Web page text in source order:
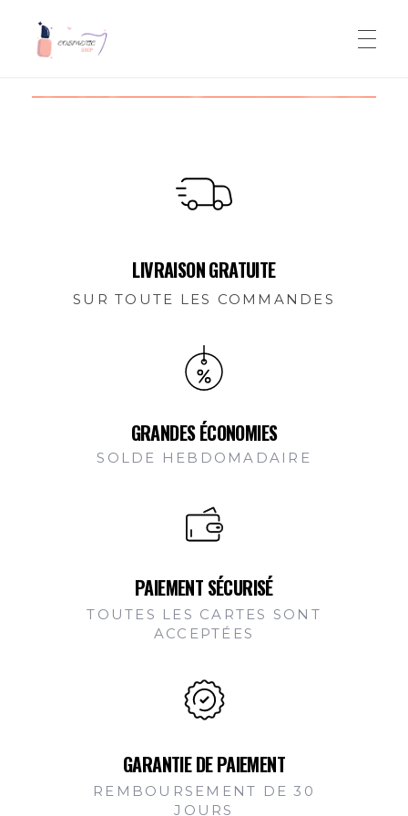
Cosmetic Shop
Le site de cosmetique pour tous
LIVRAISON GRATUITE
SUR TOUTE LES COMMANDES
GRANDES ÉCONOMIES
SOLDE HEBDOMADAIRE
PAIEMENT SÉCURISÉ
TOUTES LES CARTES SONT
ACCEPTÉES
GARANTIE DE PAIEMENT
REMBOURSEMENT DE 30
JOURS